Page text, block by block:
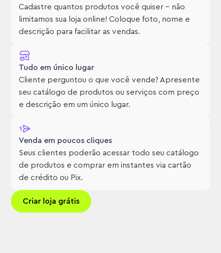
Cadastre quantos produtos você quiser – não
limitamos sua loja online! Coloque foto, nome e
descrição para facilitar as vendas.
Tudo em único lugar
Cliente perguntou o que você vende? Apresente
seu catálogo de produtos ou serviços com preço
e descrição em um único lugar.
Venda em poucos cliques
Seus clientes poderão acessar todo seu catálogo
de produtos e comprar em instantes via cartão
de crédito ou Pix.
Criar loja grátis